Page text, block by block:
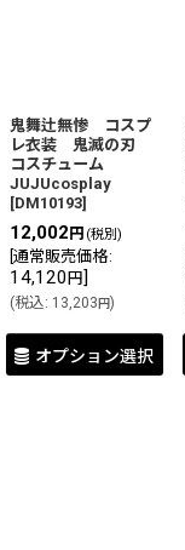
鬼舞辻無惨 コスプ
レ衣装 鬼滅の刃
コスチューム
JUJUcosplay
[DM10193]
12,002 円 (税別)
通常販売価格:
14,120 円]
(税込: 13,203円)
オプション選択